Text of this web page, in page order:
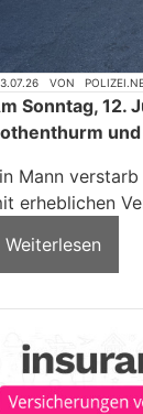
VON
Sonntag, 12.
Mann
erheblichen
Weiterlesen